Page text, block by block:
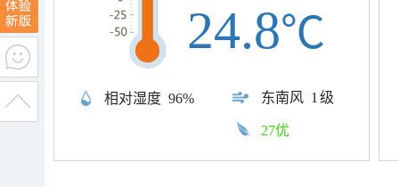
相对湿度 96% 东南风 1级
24.8℃
27优